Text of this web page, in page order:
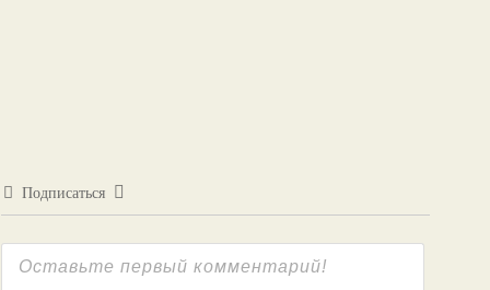
Подписаться